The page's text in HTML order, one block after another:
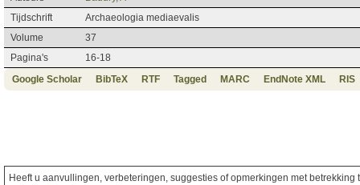
Tijdschrift
Archaeologia mediaevalis
Volume
37
Pagina's
16-18
Google Scholar
BibTeX RTF Tagged MARC EndNote XML RIS
Heeft u aanvullingen, verbeteringen, suggesties of opmerkingen met